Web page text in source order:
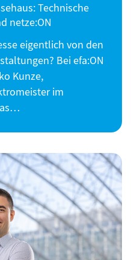
Technische
netze:ON
eigentlich von den
Bei efa:ON
Kunze,
im